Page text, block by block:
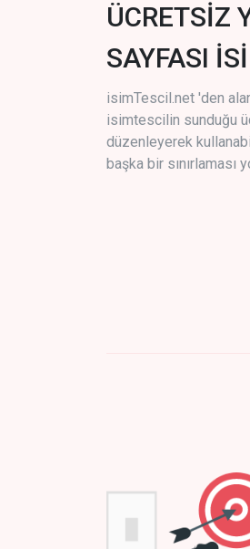
ÜCRETSİZ
SAYFASI
isimTescil.net 'den
isimtescilin sunduğu
düzenleyerek
başka bir sınırlaması